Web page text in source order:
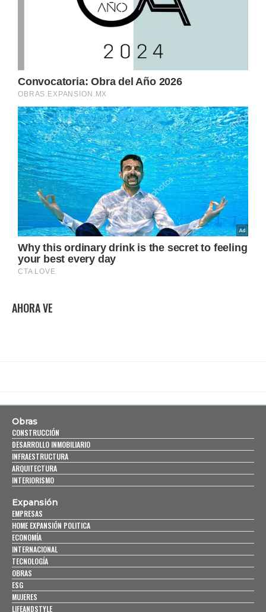
AHORA VE
Obras
CONSTRUCCIÓN
DESARROLLO INMOBILIARIO
INFRAESTRUCTURA
ARQUITECTURA
INTERIORISMO
Expansión
EMPRESAS
HOME EXPANSIÓN POLITICA
ECONOMÍA
INTERNACIONAL
TECNOLOGÍA
OBRAS
ESG
MUJERES
LIFEANDSTYLE